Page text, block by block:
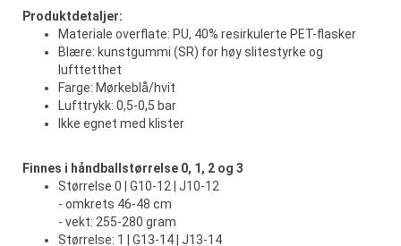
Produktdetaljer:
Materiale overflate: PU, 40% resirkulerte PET-flasker
Blære: kunstgummi (SR) for høy slitestyrke og
lufttetthet
Farge: Mørkeblå/hvit
Lufttrykk: 0,5-0,5 bar
Ikke egnet med klister
Finnes i håndballstørrelse 0, 1, 2 og 3
Størrelse 0 | G10-12 | J10-12
- omkrets 46-48 cm
- vekt: 255-280 gram
Størrelse: 1 | G13-14 | J13-14